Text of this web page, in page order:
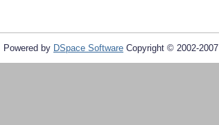
Powered by DSpace Software Copyright © 2002-2007